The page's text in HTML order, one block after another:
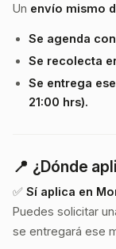
Un envío mismo
Se agenda
Se recolecta
Se entrega
21:00 hrs).
📍 ¿Dónde
✅ Sí aplica en
Puedes solicitar
se entregará ese